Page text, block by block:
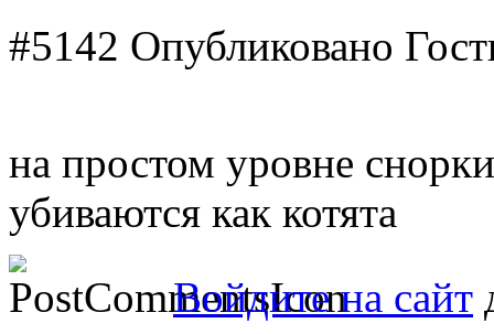
#5142 Опубликовано
на простом уровне
убиваются как котята
Войдите на сайт